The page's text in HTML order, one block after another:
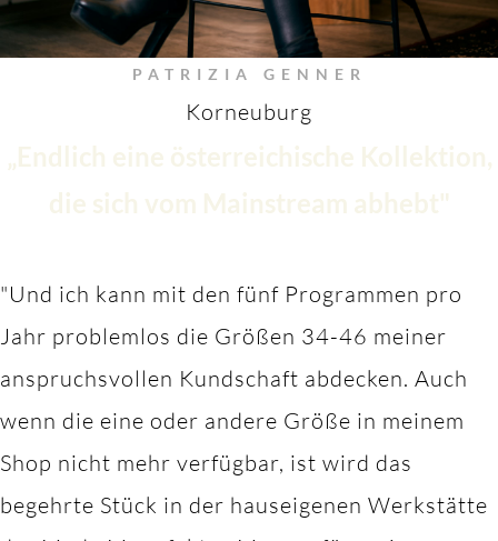
PATRIZIA GENNER
Korneuburg
„Endlich eine österreichische Kollektion,
die sich vom Mainstream abhebt"
"Und ich kann mit den fünf Programmen pro
Jahr problemlos die Größen 34-46 meiner
anspruchsvollen Kundschaft abdecken. Auch
wenn die eine oder andere Größe in meinem
Shop nicht mehr verfügbar, ist wird das
begehrte Stück in der hauseigenen Werkstätte